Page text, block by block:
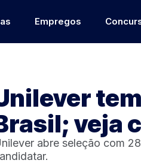
Empregos
veja
abre seleção com